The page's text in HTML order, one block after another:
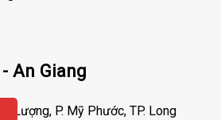
An Giang
Lượng, P. Mỹ Phước, TP. Long